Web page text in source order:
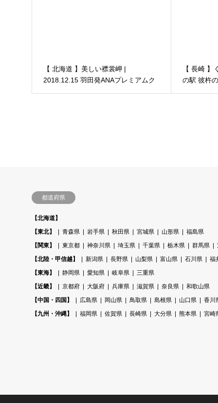
【 北海道 】美しい襟裳岬 |
2018.12.15 羽田発ANAプレミアムク
【 長崎
の駅 彼杵
都道府県
【北海道】
【東北】
青森県 岩手県 秋田県 宮城県 山形県
福島県
【関東】
東京都 神奈川県 埼玉県 千葉県 栃木県 群馬県
【北陸・甲信越】
新潟県 長野県 山梨県 富山県 石川県
福
【東海】
静岡県 愛知県 岐阜県
三重県
【近畿】
京都府 大阪府 兵庫県 滋賀県 奈良県
和歌山県
【中国・四国】
広島県 岡山県 鳥取県 島根県 山口県
香川
【九州・沖縄】
福岡県 佐賀県 長崎県 大分県 熊本県 宮崎